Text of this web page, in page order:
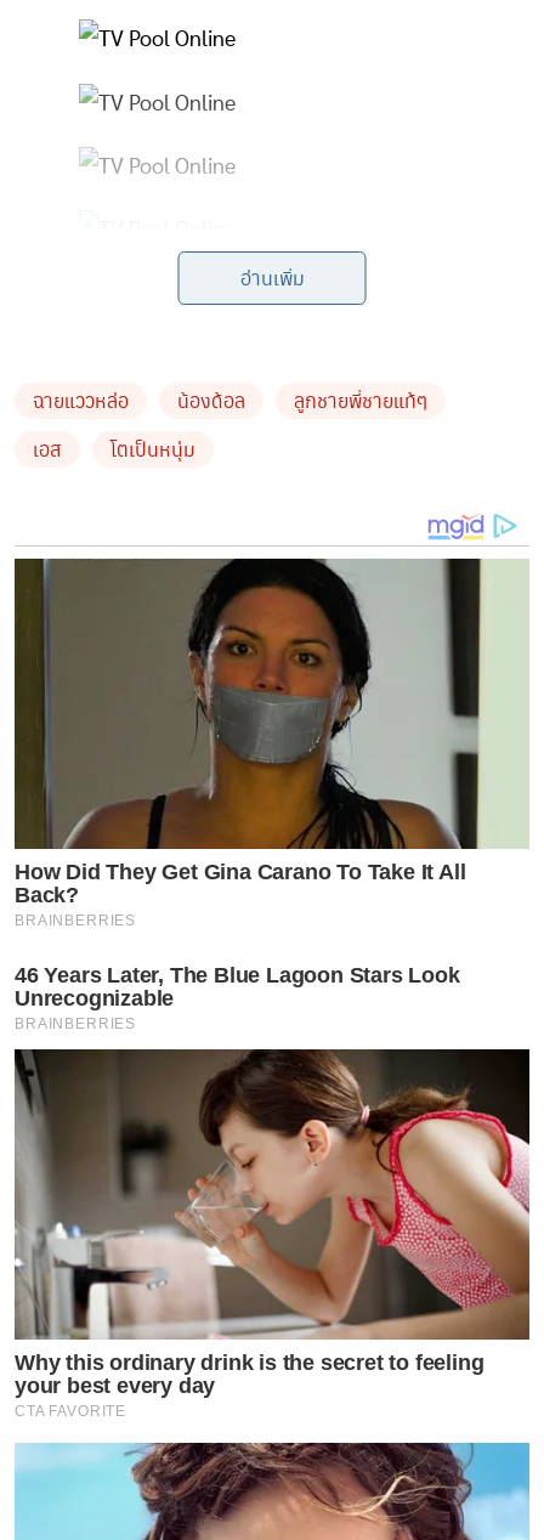
อ่านเพิ่ม
ฉายแววหล่อ น้องด้อล
ลูกชายพี่ชายแท้ๆ
เอส
โตเป็นหนุ่ม
How Did They Get Gina Carano To Take It All
Back?
BRAINBERRIES
46 Years Later, The Blue Lagoon Stars Look
Unrecognizable
BRAINBERRIES
Why this ordinary drink is the secret to feeling
your best every day
CTA FAVORITE